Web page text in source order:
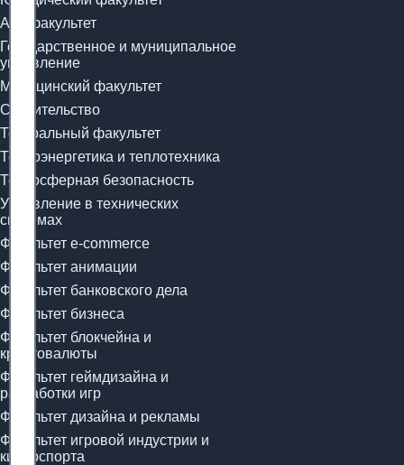
Арт-факультет
Государственное и муниципальное
управление
Медицинский факультет
Строительство
Театральный факультет
Теплоэнергетика и теплотехника
Техносферная безопасность
Управление в технических
системах
Факультет e-commerce
Факультет анимации
Факультет банковского дела
Факультет бизнеса
Факультет блокчейна и
криптовалюты
Факультет геймдизайна и
разработки игр
Факультет дизайна и рекламы
Факультет игровой индустрии и
киберспорта